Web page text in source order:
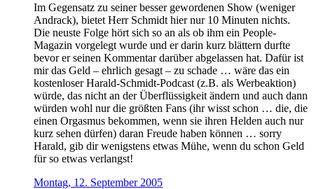
Im Gegensatz zu seiner besser gewordenen Show (weniger
Andrack), bietet Herr Schmidt hier nur 10 Minuten nichts.
Die neuste Folge hört sich so an als ob ihm ein People-
Magazin vorgelegt wurde und er darin kurz blättern durfte
bevor er seinen Kommentar darüber abgelassen hat. Dafür ist
mir das Geld – ehrlich gesagt – zu schade … wäre das ein
kostenloser Harald-Schmidt-Podcast (z.B. als Werbeaktion)
würde, das nicht an der Überflüssigkeit ändern und auch dann
würden wohl nur die größten Fans (ihr wisst schon … die, die
einen Orgasmus bekommen, wenn sie ihren Helden auch nur
kurz sehen dürfen) daran Freude haben können … sorry
Harald, gib dir wenigstens etwas Mühe, wenn du schon Geld
für so etwas verlangst!
Montag, 12. September 2005